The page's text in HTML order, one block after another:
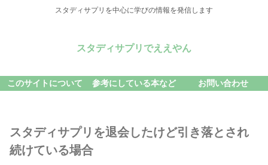
スタディサプリを中心に学びの情報を発信します
スタディサプリでええやん
このサイトについて 参考にしている本など お問い合わせ
スタディサプリを退会したけど引き落とされ
続けている場合